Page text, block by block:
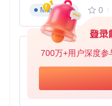
700万+用户深度参
如何通过跨平台同
随着设备增多，手机、
成为新的难题。洛雪音
Markdown
0
py-xiaozhi
Python
0